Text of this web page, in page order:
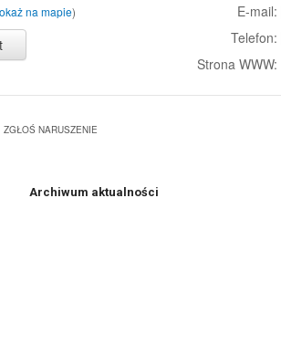
na mapie) E-mail:
Telefon:
Strona WWW:
ZGŁOŚ NARUSZENIE
Archiwum aktualności